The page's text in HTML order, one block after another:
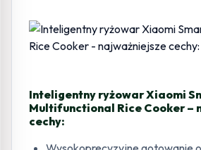
Inteligentny ryżowar Xiaomi
Multifunctional Rice Cooker –
cechy: